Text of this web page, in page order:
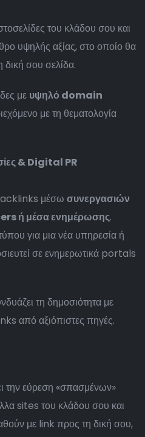
του κλάδου σου και
υψηλής αξίας, στο οποίο θα
σου σελίδα.
με υψηλό domain
με τη θεματολογία
& Digital PR
μέσω συνεργασιών
ή μέσα ενημέρωσης.
για μια νέα υπηρεσία ή
σε ενημερωτικά portals
τη δημοσιότητα με
από αξιόπιστες πηγές.
την εύρεση «σπασμένων»
sites του κλάδου σου και
με link προς τη δική σου,